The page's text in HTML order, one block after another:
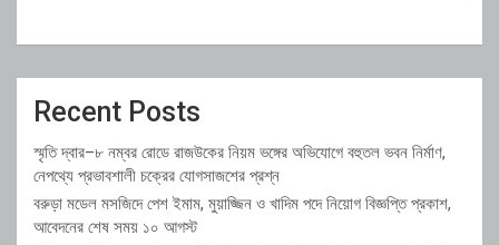
Recent Posts
স্মৃতি দ্বার–৮ নম্বর রোডে রাজউকের নিয়ম ভঙ্গের অভিযোগে বহুতল ভবন নির্মাণ,
নেপথ্যে প্রভাবশালী চক্রের যোগসাজশের প্রশ্ন
বরুড়া মডেল মসজিদে পেশ ইমাম, মুয়াজ্জিন ও খাদিম পদে নিয়োগ বিজ্ঞপ্তি প্রকাশ,
আবেদনের শেষ সময় ১০ আগস্ট